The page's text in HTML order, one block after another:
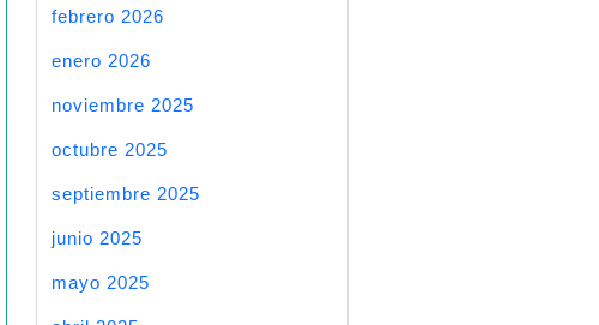
febrero 2026
enero 2026
noviembre 2025
octubre 2025
septiembre 2025
junio 2025
mayo 2025